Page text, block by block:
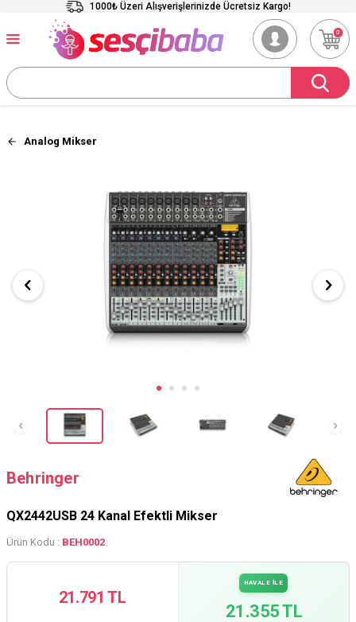
1000₺ Üzeri Alışverişlerinizde Ücretsiz Kargo!
0
Analog Mikser
Behringer
QX2442USB 24 Kanal Efektli Mikser
Ürün Kodu : BEH0002
21.791 TL
HAVALE İLE
21.355 TL